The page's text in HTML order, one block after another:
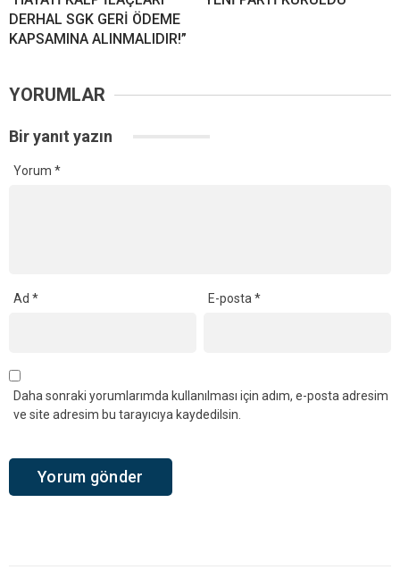
DERHAL SGK GERİ ÖDEME
KAPSAMINA ALINMALIDIR!”
YORUMLAR
Bir yanıt yazın
Yorum *
Ad * E-posta*
Daha sonraki yorumlarımda kullanılması için adım, e-posta adresim
ve site adresim bu tarayıcıya kaydedilsin.